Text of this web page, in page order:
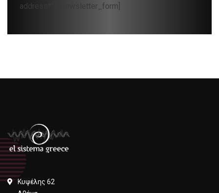
address*"][/newsletter_form]
Κυψέλης 62